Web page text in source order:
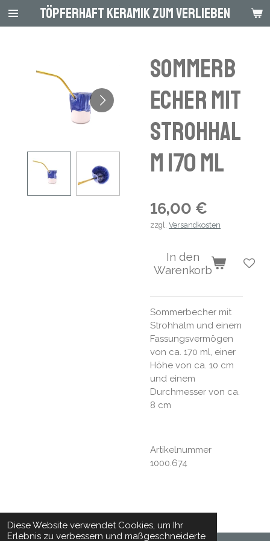
Diese Website verwendet Cookies, um Ihr
Erlebnis zu verbessern und maßgeschneiderte
Zum
Hauptinhalt
Töpferhaft Keramik zum Verlieben
Sommerb
echer mit
Strohhal
m 170 ml
16,00 €
zzgl. Versandkosten
In den
Warenkorb
Sommerbecher mit
Strohhalm und einem
Fassungsvermögen
von ca. 170 ml, einer
Höhe von ca. 10 cm
und einem
Durchmesser von ca.
8 cm
Artikelnummer
1000.674